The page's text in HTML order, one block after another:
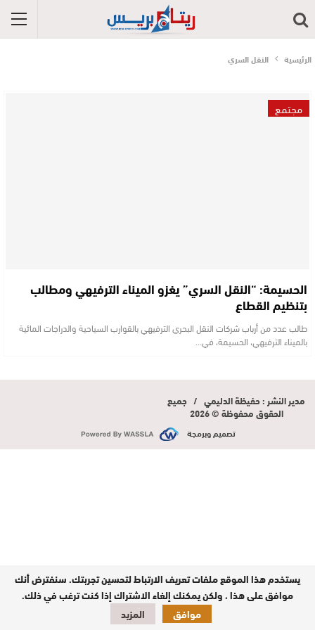
الرئيسية النقل السري
مجتمع
الحسيمة: “النقل السري” يغزو الميناء الترفيهي ومطالب
بتنظيم القطاع
طالب عدد من أرباب شركات النقل البحري الترفيهي بالقوارب السياحية والدراجات المائية
بالميناء الترفيهي، الحسيمة، في…
مدير النشر : حفيظة الدليمي / جميع
الحقوق محفوظة © 2026
تصميم وبرمجة
يستخدم هذا الموقع ملفات تعريف الارتباط لتحسين تجربتك. سنفترض أنك
موافق على هذا ، ولكن يمكنك إلغاء الاشتراك إذا كنت ترغب في ذلك.
موافق
المزيد